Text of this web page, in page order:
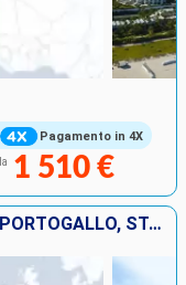
Pagamento in 4X
1 510 €
REGNO UNITO, FRANCIA, SPAGNA, PORTOGALLO, STATI UNITI